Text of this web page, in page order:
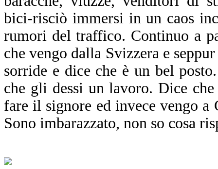
bici-risciò immersi in un caos
rumori del traffico. Continuo a
che vengo dalla Svizzera e
sorride e dice che è un bel
che gli dessi un lavoro. Dice
fare il signore ed invece vengo a
Sono imbarazzato, non so cosa